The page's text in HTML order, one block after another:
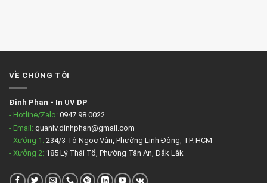
VỀ CHÚNG TÔI
Đinh Phan - In UV DP
- Hotline/Zalo: 0947.98.0022
- Email: quanlv.dinhphan@gmail.com
- Xưởng 1: 234/3 Tô Ngọc Vân, Phường Linh Đông, TP. HCM
- Xưởng 2: 185 Lý Thái Tổ, Phường Tân An, Đắk Lắk